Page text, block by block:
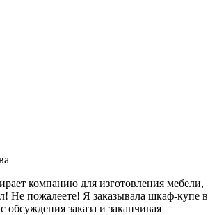
компанию для изготовления мебели,
Не пожалеете! Я заказывала шкаф-купе в
обсуждения заказа и заканчивая